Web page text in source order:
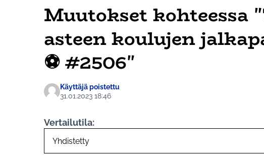
Muutokset kohteessa
asteen koulujen
⚽ #2506"
Käyttäjä poistettu
31.01.2023 18:46
Vertailutila: